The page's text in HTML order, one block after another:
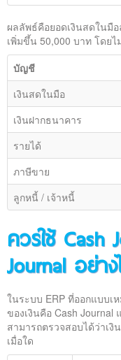
ผลลัพธ์คือยอดเงินสดในมื
เพิ่มขึ้น 50,000 บาท โดยไ
บัญชี
เงินสดในมือ
เงินฝากธนาคาร
รายได้
ภาษีขาย
ลูกหนี้ / เจ้าหนี้
ควรใช้ Cash
Journal อย่าง
ในระบบ ERP ที่ออกแบบ
ของเงินคือ Cash Journal
สามารถตรวจสอบได้ว่าเงิ
เมื่อใด